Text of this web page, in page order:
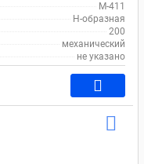
М-411
Н-образная
200
механический
не указано